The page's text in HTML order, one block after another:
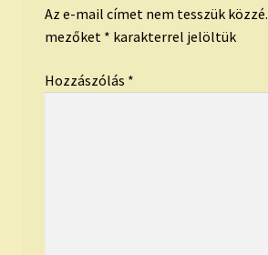
Az e-mail címet nem tesszük közzé.
mezőket * karakterrel jelöltük
Hozzászólás *